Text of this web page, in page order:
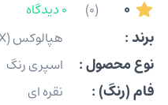
0
(0) 0 دیدگاه
برند : هپالوکس (HEPALUX)
نوع محصول : اسپری رنگ
فام (رنگ) : نقره ای